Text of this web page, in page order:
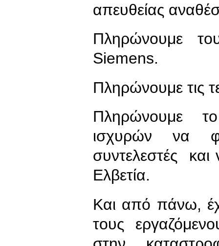
απευθείας
Πληρώνουμε
Siemens.
Πληρώνουμε τις
Πληρώνουμε
ισχυρών να
συντελεστές
Ελβετία.
Και από πάνω,
τους